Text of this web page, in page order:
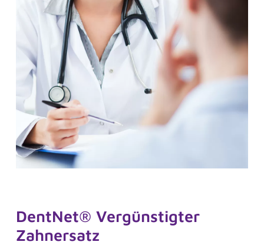
DentNet® Vergünstigter
Zahnersatz
Frag Sina